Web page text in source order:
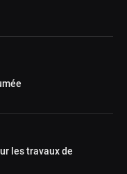
les travaux de